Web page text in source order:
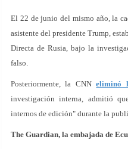
El 22 de junio del mismo año, la
asistente del presidente Trump,
Directa de Rusia, bajo la
falso.
Posteriormente, la CNNeliminó
investigación interna, admitió
internos de edición" durante la
The Guardian, la embajada de